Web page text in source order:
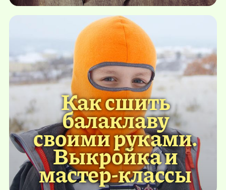
Как сшить
балаклаву
своими руками.
Выкройка и
мастер-классы